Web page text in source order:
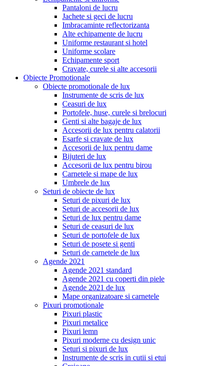
Pantaloni de lucru
Jachete si geci de lucru
Imbracaminte reflectorizanta
Alte echipamente de lucru
Uniforme restaurant si hotel
Uniforme scolare
Echipamente sport
Cravate, curele si alte accesorii
Obiecte Promotionale
Obiecte promotionale de lux
Instrumente de scris de lux
Ceasuri de lux
Portofele, huse, curele si brelocuri
Genti si alte bagaje de lux
Accesorii de lux pentru calatorii
Esarfe si cravate de lux
Accesorii de lux pentru dame
Bijuteri de lux
Accesorii de lux pentru birou
Carnetele si mape de lux
Umbrele de lux
Seturi de obiecte de lux
Seturi de pixuri de lux
Seturi de accesorii de lux
Seturi de lux pentru dame
Seturi de ceasuri de lux
Seturi de portofele de lux
Seturi de posete si genti
Seturi de carnetele de lux
Agende 2021
Agende 2021 standard
Agende 2021 cu coperti din piele
Agende 2021 de lux
Mape organizatoare si carnetele
Pixuri promotionale
Pixuri plastic
Pixuri metalice
Pixuri lemn
Pixuri moderne cu design unic
Seturi si pixuri de lux
Instrumente de scris in cutii si etui